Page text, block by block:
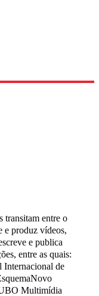
transitam entre o
e produz vídeos,
e publica
entre as quais:
Internacional de
Multimídia